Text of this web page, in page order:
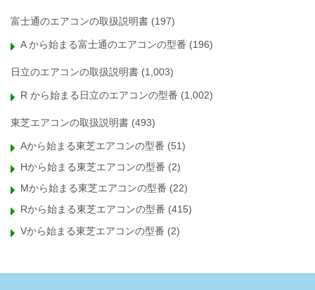
富士通のエアコンの取扱説明書 (197)
A から始まる富士通のエアコンの型番 (196)
日立のエアコンの取扱説明書 (1,003)
R から始まる日立のエアコンの型番 (1,002)
東芝エアコンの取扱説明書 (493)
Aから始まる東芝エアコンの型番 (51)
Hから始まる東芝エアコンの型番 (2)
Mから始まる東芝エアコンの型番 (22)
Rから始まる東芝エアコンの型番 (415)
Vから始まる東芝エアコンの型番 (2)